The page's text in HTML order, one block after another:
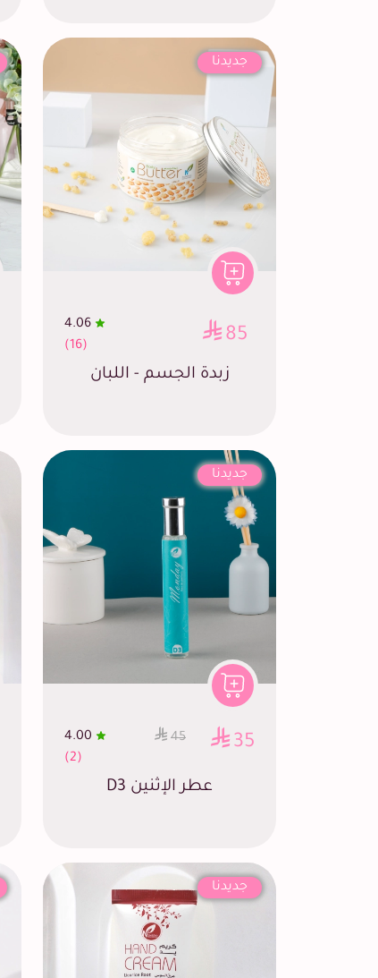
جديدنا
85
4.06
(16)
زبدة الجسم - اللبان
جديدنا
35
45
4.00
(2)
عطر الإثنين D3
جديدنا